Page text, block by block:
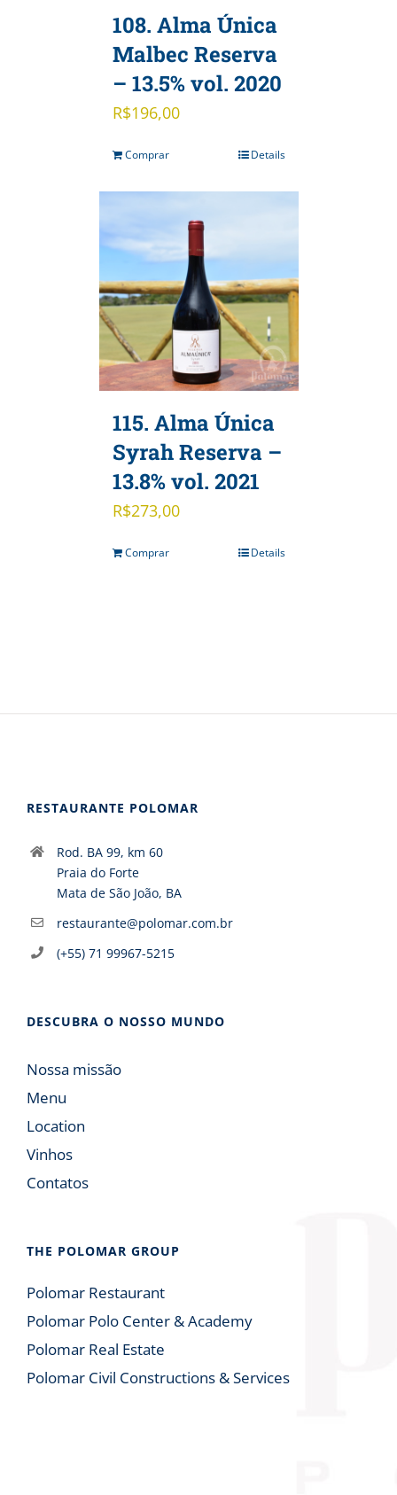
108. Alma Única
Malbec Reserva
– 13.5% vol. 2020
R$196,00
Comprar Details
115. Alma Única
Syrah Reserva –
13.8% vol. 2021
R$273,00
Comprar Details
RESTAURANTE POLOMAR
Rod. BA 99, km 60
Praia do Forte
Mata de São João, BA
restaurante@polomar.com.br
(+55) 71 99967-5215
DESCUBRA O NOSSO MUNDO
Nossa missão
Menu
Location
Vinhos
Contatos
THE POLOMAR GROUP
Polomar Restaurant
Polomar Polo Center & Academy
Polomar Real Estate
Polomar Civil Constructions & Services